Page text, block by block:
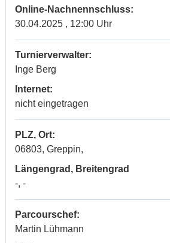
Online-Nachnennschluss:
30.04.2025 , 12:00 Uhr
Turnierverwalter:
Inge Berg
Internet:
nicht eingetragen
PLZ, Ort:
06803, Greppin,
Längengrad, Breitengrad
-, -
Parcourschef:
Martin Lühmann